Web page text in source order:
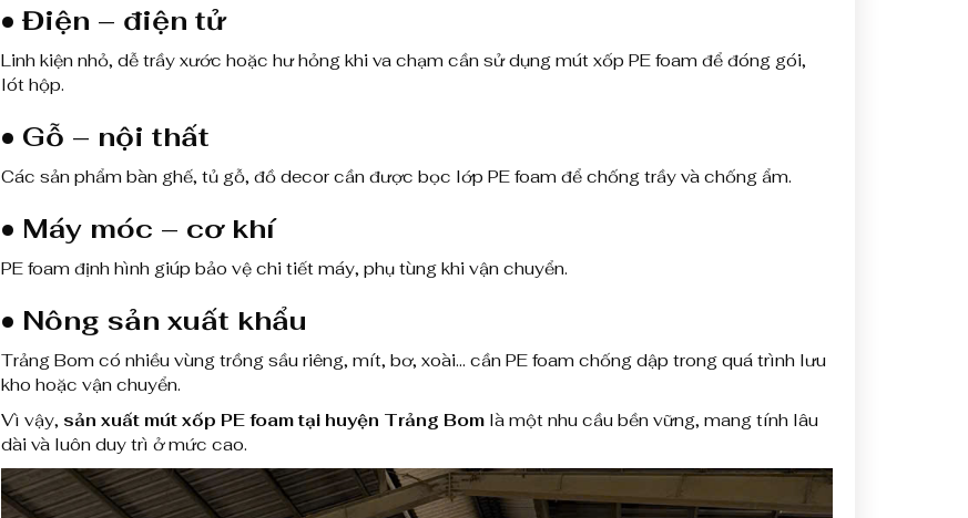
• Điện – điện tử
Linh kiện nhỏ, dễ trầy xước hoặc hư hỏng khi va chạm cần sử dụng mút xốp PE foam để đóng gói,
lót hộp.
• Gỗ – nội thất
Các sản phẩm bàn ghế, tủ gỗ, đồ decor cần được bọc lớp PE foam để chống trầy và chống ẩm.
• Máy móc – cơ khí
PE foam định hình giúp bảo vệ chi tiết máy, phụ tùng khi vận chuyển.
• Nông sản xuất khẩu
Trảng Bom có nhiều vùng trồng sầu riêng, mít, bơ, xoài… cần PE foam chống dập trong quá trình lưu
kho hoặc vận chuyển.
Vì vậy, sản xuất mút xốp PE foam tại huyện Trảng Bom là một nhu cầu bền vững, mang tính lâu
dài và luôn duy trì ở mức cao.